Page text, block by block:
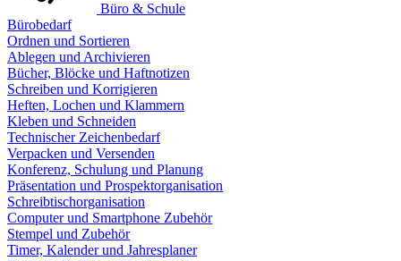
Büro & Schule
Bürobedarf
Ordnen und Sortieren
Ablegen und Archivieren
Bücher, Blöcke und Haftnotizen
Schreiben und Korrigieren
Heften, Lochen und Klammern
Kleben und Schneiden
Technischer Zeichenbedarf
Verpacken und Versenden
Konferenz, Schulung und Planung
Präsentation und Prospektorganisation
Schreibtischorganisation
Computer und Smartphone Zubehör
Stempel und Zubehör
Timer, Kalender und Jahresplaner